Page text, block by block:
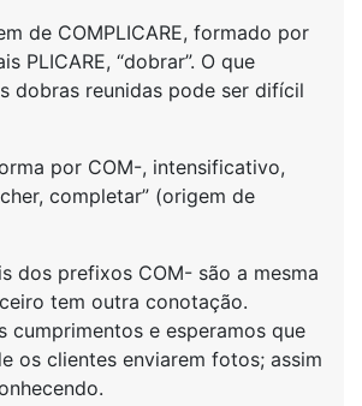
de COMPLICARE, formado por
PLICARE, “dobrar”. O que
dobras reunidas pode ser difícil
por COM-, intensificativo,
completar” (origem de
dos prefixos COM- são a mesma
tem outra conotação.
cumprimentos e esperamos que
os clientes enviarem fotos; assim